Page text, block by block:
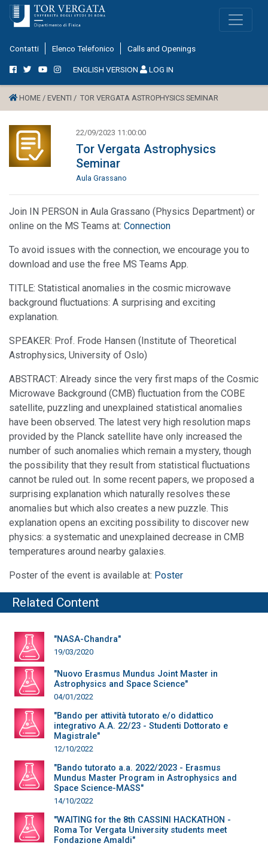
Contatti Elenco Telefonico Calls and Openings
ENGLISH VERSION LOG IN
HOME / EVENTI / TOR VERGATA ASTROPHYSICS SEMINAR
22/09/2023 11:00:00
Tor Vergata Astrophysics
Seminar
Aula Grassano
Join IN PERSON in Aula Grassano (Physics Department) or
online on the MS Teams at: Connection
To avoid issues with the connection, we encourage you to
download and use the free MS Teams App.
TITLE: Statistical anomalies in the cosmic microwave
background fluctuations: A surprising and exciting
explanation.
SPEAKER: Prof. Frode Hansen (Institute of Theoretical
Astrophysics, University of Oslo)
ABSTRACT: Already since the very first maps of the Cosmic
Microwave Background (CMB) fluctuation from the COBE
satellite, puzzling and unexplained statistical anomalies
have been observed. The latest very high resolution maps
provided by the Planck satellite have only increased the
number of such anomalies which remain a mystery, though
the possibility that they result from statistical fluctuations
cannot be ruled out. In some recent papers, we proposed a
surprising explanation which naturally resolves these
anomalies but which also creates a new puzzle. This
explanation opens an exciting possibility to discover new
physics: a systematic and unexplained decrease in CMB
temperatures around nearby galaxies.
Poster of the event is available at: Poster
Related Content
"NASA-Chandra"
19/03/2020
"Nuovo Erasmus Mundus Joint Master in
Astrophysics and Space Science"
04/01/2022
"Bando per attività tutorato e/o didattico
integrativo A.A. 22/23 - Studenti Dottorato e
Magistrale"
12/10/2022
"Bando tutorato a.a. 2022/2023 - Erasmus
Mundus Master Program in Astrophysics and
Space Science-MASS"
14/10/2022
"WAITING for the 8th CASSINI HACKATHON -
Roma Tor Vergata University students meet
Fondazione Amaldi"